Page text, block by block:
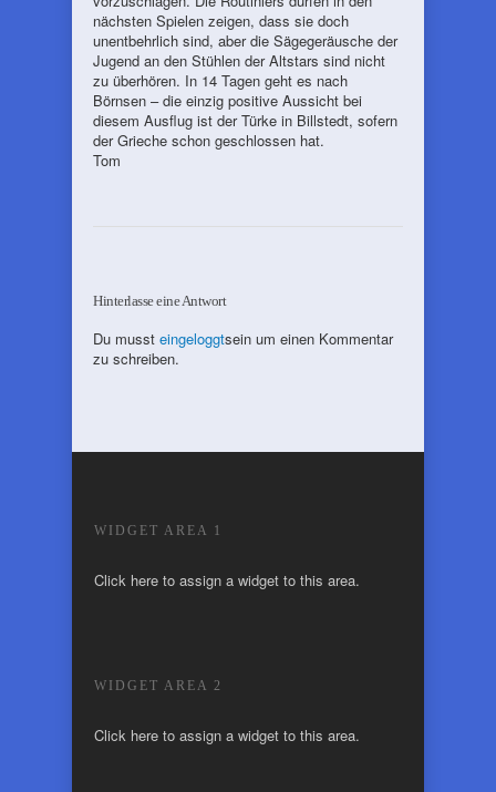
nächsten Spielen zeigen, dass sie doch
unentbehrlich sind, aber die Sägegeräusche der
Jugend an den Stühlen der Altstars sind nicht
zu überhören. In 14 Tagen geht es nach
Börnsen – die einzig positive Aussicht bei
diesem Ausflug ist der Türke in Billstedt, sofern
der Grieche schon geschlossen hat.
Tom
Hinterlasse eine Antwort
Du musst eingeloggtsein um einen Kommentar
zu schreiben.
WIDGET AREA 1
Click here to assign a widget to this area.
WIDGET AREA 2
Click here to assign a widget to this area.